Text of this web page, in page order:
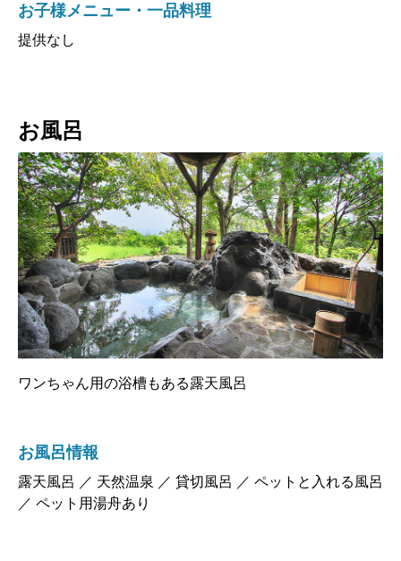
お子様メニュー・一品料理
提供なし
お風呂
ワンちゃん用の浴槽もある露天風呂
お風呂情報
露天風呂 ／ 天然温泉 ／ 貸切風呂 ／ ペットと入れる風呂
／ ペット用湯舟あり